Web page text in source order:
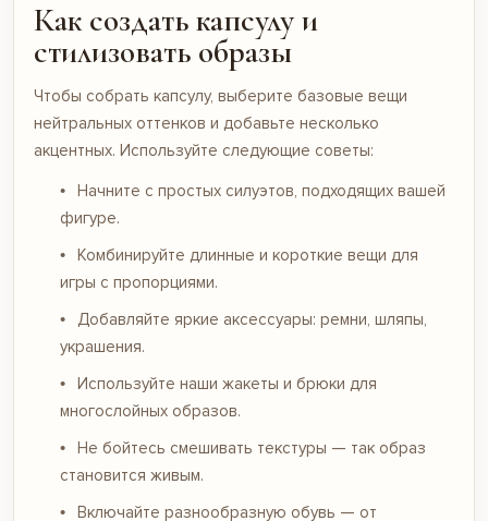
Как создать капсулу и
стилизовать образы
Чтобы собрать капсулу, выберите базовые вещи
нейтральных оттенков и добавьте несколько
акцентных. Используйте следующие советы:
Начните с простых силуэтов, подходящих вашей
фигуре.
Комбинируйте длинные и короткие вещи для
игры с пропорциями.
Добавляйте яркие аксессуары: ремни, шляпы,
украшения.
Используйте наши жакеты и брюки для
многослойных образов.
Не бойтесь смешивать текстуры — так образ
становится живым.
Включайте разнообразную обувь — от